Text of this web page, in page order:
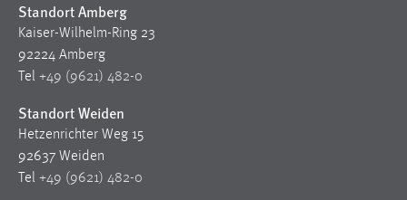
Standort Amberg
Kaiser-Wilhelm-Ring 23
92224 Amberg
Tel +49 (9621) 482-0
Standort Weiden
Hetzenrichter Weg 15
92637 Weiden
Tel +49 (9621) 482-0